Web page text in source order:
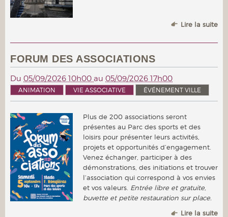
Lire la suite
FORUM DES ASSOCIATIONS
Du 05/09/2026 10h00 au 05/09/2026 17h00
ANIMATION VIE ASSOCIATIVE ÉVÉNEMENT VILLE
Plus de 200 associations seront
présentes au Parc des sports et des
loisirs pour présenter leurs activités,
projets et opportunités d’engagement.
Venez échanger, participer à des
démonstrations, des initiations et trouver
l’association qui correspond à vos envies
et vos valeurs. Entrée libre et gratuite,
buvette et petite restauration sur place.
Lire la suite